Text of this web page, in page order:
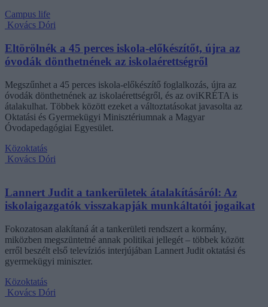
Campus life
Kovács Dóri
Eltörölnék a 45 perces iskola-előkészítőt, újra az
óvodák dönthetnének az iskolaérettségről
Megszűnhet a 45 perces iskola-előkészítő foglalkozás, újra az
óvodák dönthetnének az iskolaérettségről, és az oviKRÉTA is
átalakulhat. Többek között ezeket a változtatásokat javasolta az
Oktatási és Gyermekügyi Minisztériumnak a Magyar
Óvodapedagógiai Egyesület.
Közoktatás
Kovács Dóri
Lannert Judit a tankerületek átalakításáról: Az
iskolaigazgatók visszakapják munkáltatói jogaikat
Fokozatosan alakítaná át a tankerületi rendszert a kormány,
miközben megszüntetné annak politikai jellegét – többek között
erről beszélt első televíziós interjújában Lannert Judit oktatási és
gyermekügyi miniszter.
Közoktatás
Kovács Dóri